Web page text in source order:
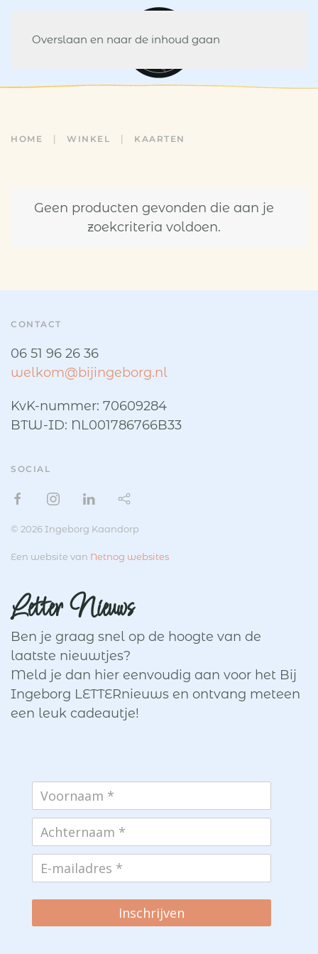
Overslaan en naar de inhoud gaan
HOME WINKEL KAARTEN
Geen producten gevonden die aan je
zoekcriteria voldoen.
CONTACT
06 51 96 26 36
welkom@bijingeborg.nl
KvK-nummer: 70609284
BTW-ID: NL001786766B33
SOCIAL
© 2026 Ingeborg Kaandorp
Een website van Netnog websites
Letter Nieuws
Ben je graag snel op de hoogte van de
laatste nieuwtjes?
Meld je dan hier eenvoudig aan voor het Bij
Ingeborg LETTERnieuws en ontvang meteen
een leuk cadeautje!
Inschrijven